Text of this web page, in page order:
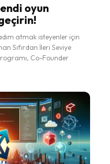
oyun
atmak isteyenler için
Sıfırdan İleri Seviye
Co-Founder